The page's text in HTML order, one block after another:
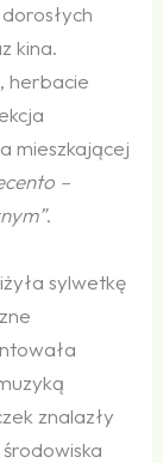
kina.
herbacie
mieszkającej
–
.
sylwetkę
znalazły